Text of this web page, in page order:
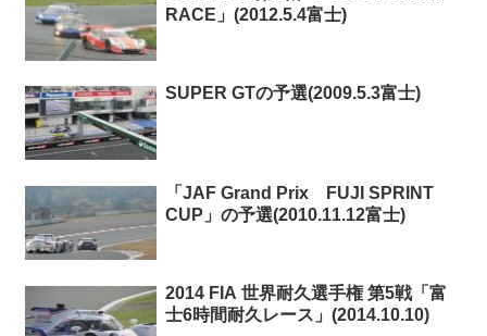
RACE」(2012.5.4富士)
SUPER GTの予選(2009.5.3富士)
「JAF Grand Prix FUJI SPRINT
CUP」の予選(2010.11.12富士)
2014 FIA 世界耐久選手権 第5戦「富
士6時間耐久レース」(2014.10.10)